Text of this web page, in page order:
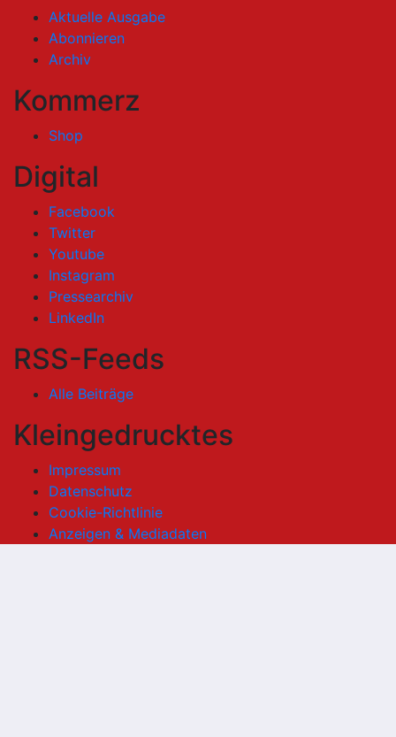
Aktuelle Ausgabe
Abonnieren
Archiv
Kommerz
Shop
Digital
Facebook
Twitter
Youtube
Instagram
Pressearchiv
LinkedIn
RSS-Feeds
Alle Beiträge
Kleingedrucktes
Impressum
Datenschutz
Cookie-Richtlinie
Anzeigen & Mediadaten